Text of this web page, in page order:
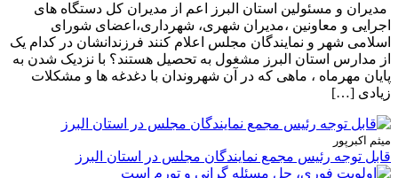
مدیران و مسئولین استان البرز اعم از مدیران کل دستگاه های
اجرایی و معاونین ،مدیران شهری، شهرداری،اعضای شورای
اسلامی شهر و نمایندگان مجلس اعلام کنند فرزندانشان در کدام یک
از مدارس استان البرز مشغول به تحصیل هستند؟ با نزدیک شدن به
پایان مهرماه ، ماهی که در آن شهروندان با دغدغه ها و مشکلات
زیادی […]
میثم اکبرپور
قابل توجه رئیس مجمع نمایندگان مجلس در استان البرز